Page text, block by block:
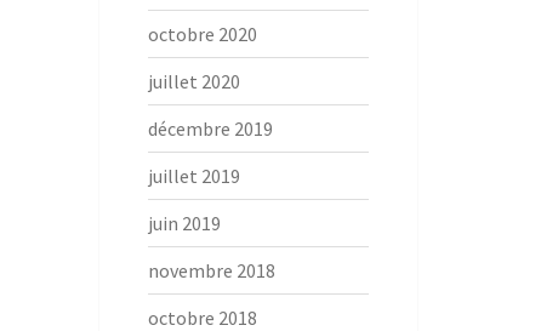
octobre 2020
juillet 2020
décembre 2019
juillet 2019
juin 2019
novembre 2018
octobre 2018